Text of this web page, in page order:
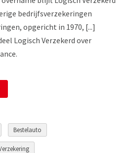
bedrijfsverzekeringen
opgericht in 1970, [...]
Logisch Verzekerd over
Bestelauto